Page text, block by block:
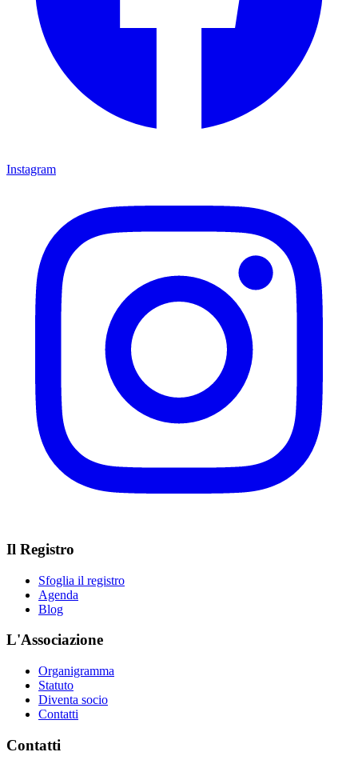
Instagram
Il Registro
Sfoglia il registro
Agenda
Blog
L'Associazione
Organigramma
Statuto
Diventa socio
Contatti
Contatti